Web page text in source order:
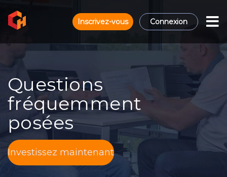
Inscrivez-vous Connexion
Questions
fréquemment
posées
Investissez maintenant